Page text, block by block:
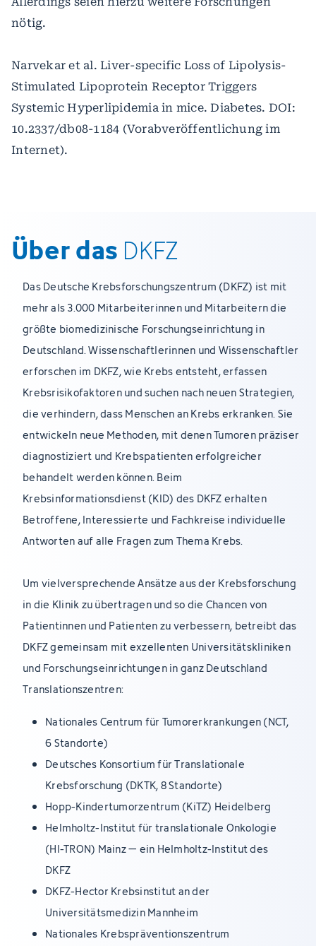
nötig.
Narvekar et al. Liver-specific Loss of Lipolysis-
Stimulated Lipoprotein Receptor Triggers
Systemic Hyperlipidemia in mice. Diabetes. DOI:
10.2337/db08-1184 (Vorabveröffentlichung im
Internet).
Über das DKFZ
Das Deutsche Krebsforschungszentrum (DKFZ) ist mit
mehr als 3.000 Mitarbeiterinnen und Mitarbeitern die
größte biomedizinische Forschungseinrichtung in
Deutschland. Wissenschaftlerinnen und Wissenschaftler
erforschen im DKFZ, wie Krebs entsteht, erfassen
Krebsrisikofaktoren und suchen nach neuen Strategien,
die verhindern, dass Menschen an Krebs erkranken. Sie
entwickeln neue Methoden, mit denen Tumoren präziser
diagnostiziert und Krebspatienten erfolgreicher
behandelt werden können. Beim
Krebsinformationsdienst (KID) des DKFZ erhalten
Betroffene, Interessierte und Fachkreise individuelle
Antworten auf alle Fragen zum Thema Krebs.
Um vielversprechende Ansätze aus der Krebsforschung
in die Klinik zu übertragen und so die Chancen von
Patientinnen und Patienten zu verbessern, betreibt das
DKFZ gemeinsam mit exzellenten Universitätskliniken
und Forschungseinrichtungen in ganz Deutschland
Translationszentren:
Nationales Centrum für Tumorerkrankungen (NCT,
6 Standorte)
Deutsches Konsortium für Translationale
Krebsforschung (DKTK, 8 Standorte)
Hopp-Kindertumorzentrum (KiTZ) Heidelberg
Helmholtz-Institut für translationale Onkologie
(HI-TRON) Mainz – ein Helmholtz-Institut des
DKFZ
DKFZ-Hector Krebsinstitut an der
Universitätsmedizin Mannheim
Nationales Krebspräventionszentrum